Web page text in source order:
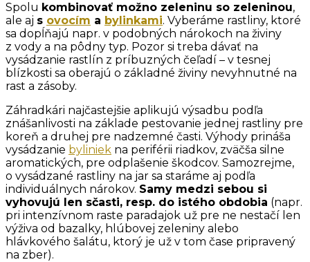
Spolu kombinovať možno zeleninu so zeleninou,
ale aj s ovocím a bylinkami. Vyberáme rastliny, ktoré
sa dopĺňajú napr. v podobných nárokoch na živiny
z vody a na pôdny typ. Pozor si treba dávať na
vysádzanie rastlín z príbuzných čeľadí – v tesnej
blízkosti sa oberajú o základné živiny nevyhnutné na
rast a zásoby.
Záhradkári najčastejšie aplikujú výsadbu podľa
znášanlivosti na základe pestovanie jednej rastliny pre
koreň a druhej pre nadzemné časti. Výhody prináša
vysádzanie byliniek na periférii riadkov, zväčša silne
aromatických, pre odplašenie škodcov. Samozrejme,
o vysádzané rastliny na jar sa staráme aj podľa
individuálnych nárokov. Samy medzi sebou si
vyhovujú len sčasti, resp. do istého obdobia (napr.
pri intenzívnom raste paradajok už pre ne nestačí len
výživa od bazalky, hlúbovej zeleniny alebo
hlávkového šalátu, ktorý je už v tom čase pripravený
na zber).